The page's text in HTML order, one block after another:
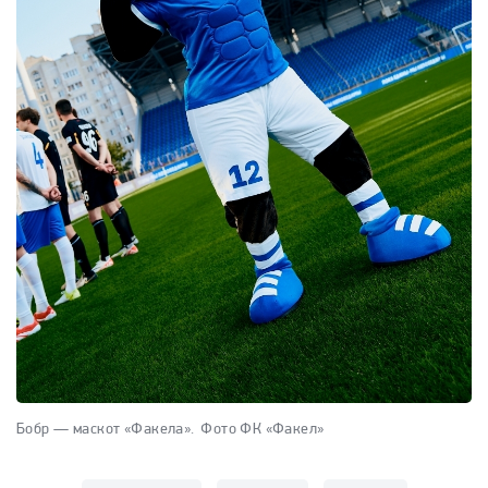
Бобр — маскот «Факела». Фото ФК «Факел»